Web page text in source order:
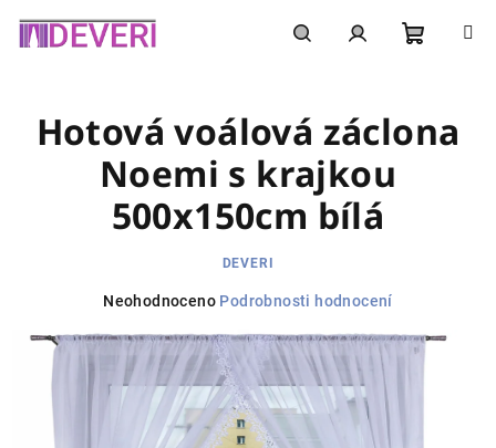
košík
Hotová voálová záclona
Noemi s krajkou
500x150cm bílá
DEVERI
Průměrné
produktu
0,0
Neohodnoceno Podrobnosti hodnocení